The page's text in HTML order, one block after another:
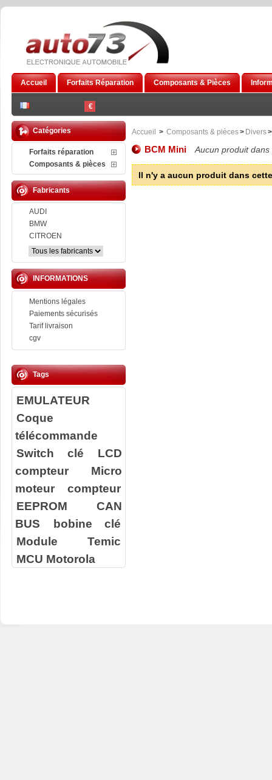
€
Accueil Forfaits Réparation Composants & Pièces
Catégories
Forfaits réparation
Composants & pièces
Fabricants
AUDI
BMW
CITROEN
INFORMATIONS
Mentions légales
Paiements sécurisés
Tarif livraison
cgv
Tags
EMULATEUR
Coque
télécommande
Switch clé
LCD
compteur
Micro
moteur compteur
EEPROM
CAN
BUS
bobine clé
Module Temic
MCU Motorola
Accueil > Composants & pièces> Divers>
BCM Mini Aucun produit
Il n'y a aucun produit dans